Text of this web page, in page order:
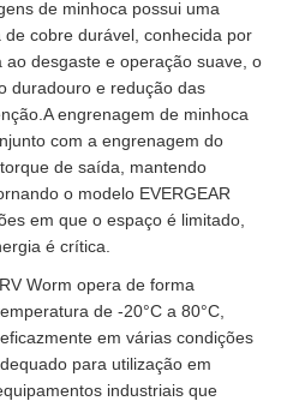
de minhoca possui uma
cobre durável, conhecida por
ao desgaste e operação suave, o
duradouro e redução das
engrenagem de minhoca
com a engrenagem do
de saída, mantendo
o modelo EVERGEAR
em que o espaço é limitado,
é crítica.
Worm opera de forma
de -20°C a 80°C,
em várias condições
para utilização em
industriais que